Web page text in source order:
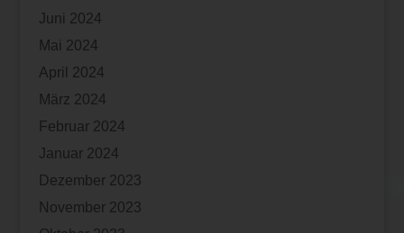
Juni 2024
Mai 2024
April 2024
März 2024
Februar 2024
Januar 2024
Dezember 2023
November 2023